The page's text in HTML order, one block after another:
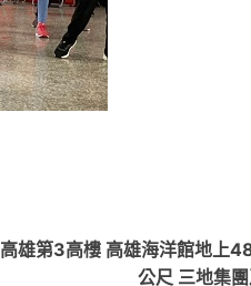
高雄第3高樓 高雄海洋館地上
公尺 三地集